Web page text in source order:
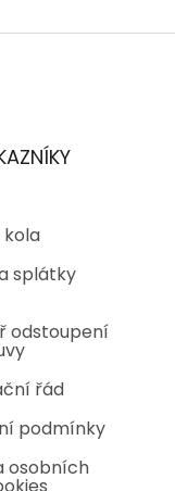
kola
splátky
odstoupení
řád
podmínky
osobních